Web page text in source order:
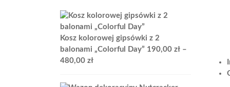
Kosz kolorowej gipsówki z 2
balonami „Colorful Day” 190,00 zł –
480,00 złZakres
od